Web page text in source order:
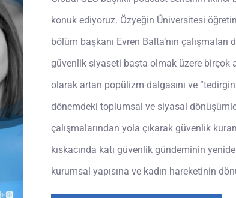
konuk ediyoruz. Özyeğin Üniversitesi
bölüm başkanı Evren Balta’nın
güvenlik siyaseti başta olmak üzere birçok
olarak artan popülizm dalgasını ve
dönemdeki toplumsal ve siyasal
çalışmalarından yola çıkarak güvenlik
kıskacında katı güvenlik gündeminin
kurumsal yapısına ve kadın hareketinin